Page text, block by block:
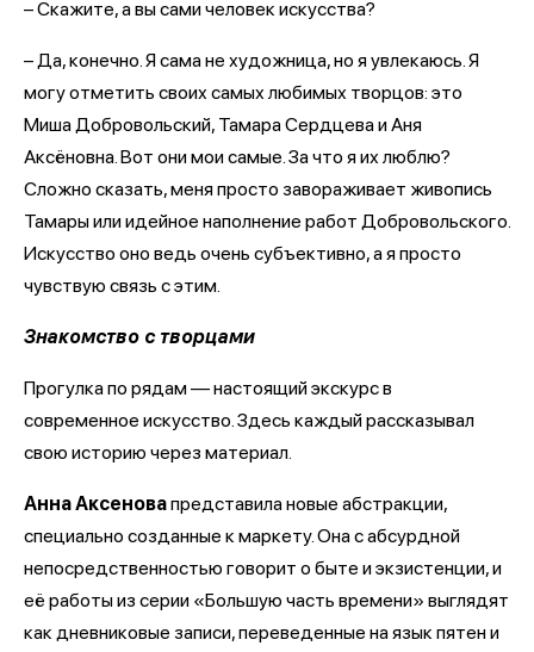
– Скажите, а вы сами человек искусства?
– Да, конечно. Я сама не художница, но я увлекаюсь. Я
могу отметить своих самых любимых творцов: это
Миша Добровольский, Тамара Сердцева и Аня
Аксёновна. Вот они мои самые. За что я их люблю?
Сложно сказать, меня просто завораживает живопись
Тамары или идейное наполнение работ Добровольского.
Искусство оно ведь очень субъективно, а я просто
чувствую связь с этим.
Знакомство с творцами
Прогулка по рядам — настоящий экскурс в
современное искусство. Здесь каждый рассказывал
свою историю через материал.
Анна Аксеновапредставила новые абстракции,
специально созданные к маркету. Она с абсурдной
непосредственностью говорит о быте и экзистенции, и
её работы из серии «Большую часть времени» выглядят
как дневниковые записи, переведенные на язык пятен и